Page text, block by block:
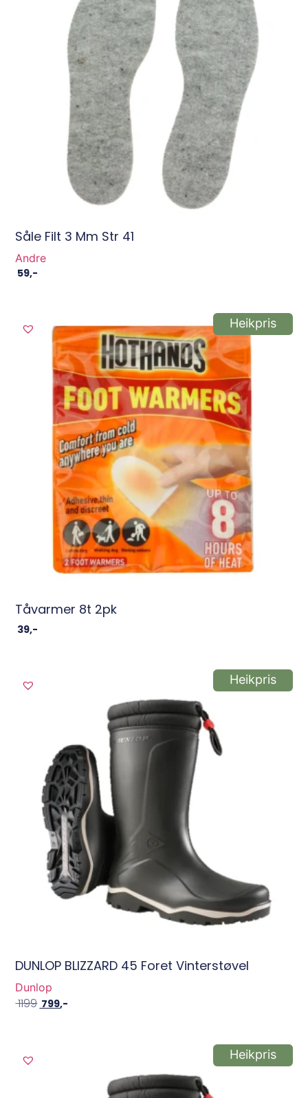
Såle Filt 3 Mm Str 41
Andre
59,-
Tåvarmer 8t 2pk
39,-
Heikpris
DUNLOP BLIZZARD 45 Foret Vinterstøvel
Dunlop
1199 799,-
-33%
Heikpris
-33%
Heikpris